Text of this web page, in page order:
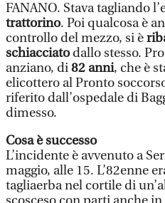
FANANO. Stava tagliando
trattorino. Poi qualcosa è
controllo del mezzo, si è
schiacciatodallo stesso.
anziano, di82 anni, che è
elicottero al Pronto
riferito dall’ospedale di
dimesso.
Cosa è successo
L’incidente è avvenuto a
maggio, alle 15. L’82enne
tagliaerba nel cortile di